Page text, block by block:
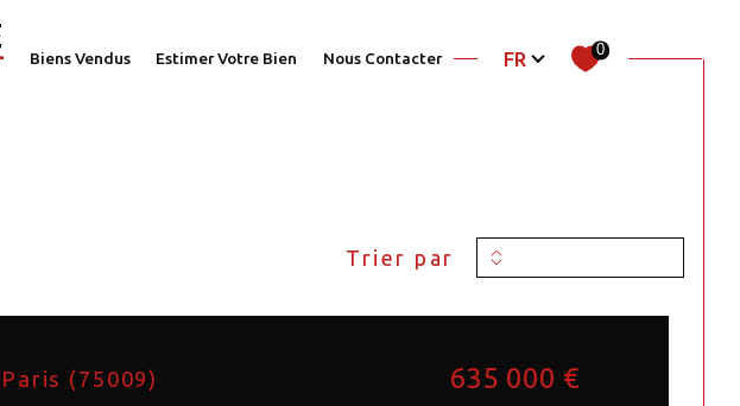
Biens Vendus Estimer Votre Bien Nous Contacter Langue
FR 0
filtrer
Trier par
Paris (75009) 635 000 €